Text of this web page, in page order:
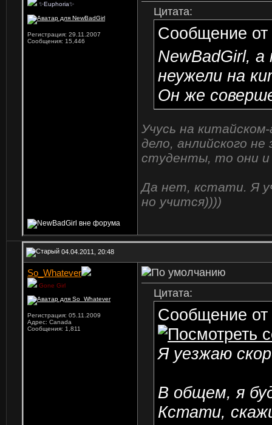
✨Euphoria✨
Регистрация: 29.11.2007
Сообщения: 15,446
Цитата:
Сообщение от
NewBadGirl,
неужели на
Он же
Учусь на
дело, анлийского
студенты, то они и
Да нет, кстати. Я
но учится))))
04.04.2011, 20:48
So_Whatever
Gone Girl
Регистрация: 05.11.2009
Адрес: Canada
Сообщения: 1,811
Цитата:
Сообщение от
Я уезжаю
В общем, я
Кстати,